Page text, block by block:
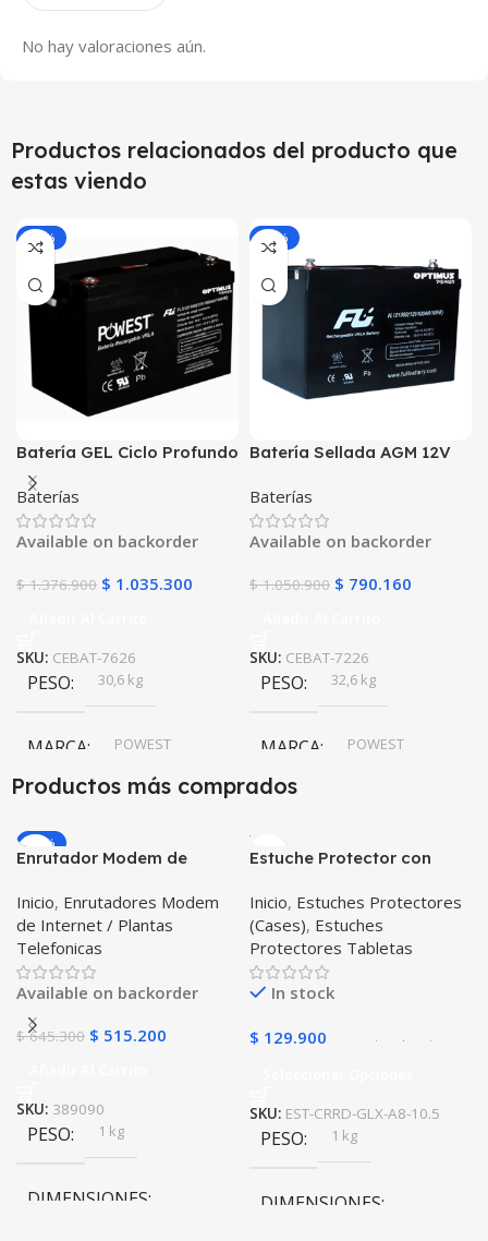
No hay valoraciones aún.
Productos relacionados del producto que
estas viendo
-25%
Batería GEL Ciclo Profundo
12V 100Ah POWEST
FLS121000DC | Energía
Solar | Deep Cycle VRLA |
Off-Grid
Baterías
Available on backorder
$1.376.900 $ 1.035.300
SKU: CEBAT-7626
PESO 30,6 kg
MARCA POWEST
-25%
Batería Sellada AGM 12V
FL121000GS | 10 Años |
Alta Capacidad | UPS y
Respaldo
Baterías
Available on backorder
$1.050.900 $ 790.160
SKU: CEBAT-7226
PESO 32,6 kg
MARCA POWEST
Productos más comprados
-20%
Enrutador Modem de
Libre Todo Operador 4G
LTE SIMCARD
Inicio, Enrutadores Modem
de Internet / Plantas
Telefonicas
Available on backorder
$645.300 $ 515.200
SKU: 389090
PESO 1 kg
DIMENSIONES
Estuche Protector con
Tablet Samsung Galaxy
Tab A8 10.5 2021 – 2022
SM-x200 SM-x205 Anti
golpes con soporte
Inicio, Estuches Protectores
(Cases), Estuches
Protectores Tabletas
In stock
$ 129.900
SKU: EST-CRRD-GLX-A8-10.5
PESO 1 kg
DIMENSIONES